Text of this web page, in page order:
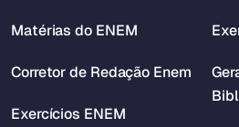
Matérias do ENEM
Corretor de Redação Enem
Exercícios ENEM